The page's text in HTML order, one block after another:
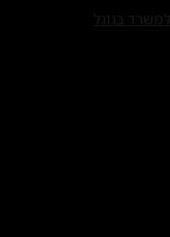
למשרד בגוגל